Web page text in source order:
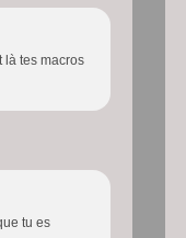
là tes macros
tu es